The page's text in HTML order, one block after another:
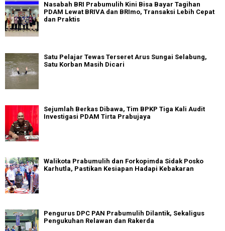
Nasabah BRI Prabumulih Kini Bisa Bayar Tagihan
PDAM Lewat BRIVA dan BRImo, Transaksi Lebih Cepat
dan Praktis
Satu Pelajar Tewas Terseret Arus Sungai Selabung,
Satu Korban Masih Dicari
Sejumlah Berkas Dibawa, Tim BPKP Tiga Kali Audit
Investigasi PDAM Tirta Prabujaya
Walikota Prabumulih dan Forkopimda Sidak Posko
Karhutla, Pastikan Kesiapan Hadapi Kebakaran
Pengurus DPC PAN Prabumulih Dilantik, Sekaligus
Pengukuhan Relawan dan Rakerda